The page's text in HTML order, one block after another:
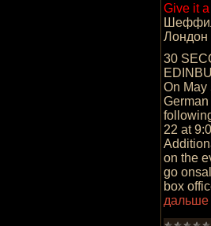
Give it
Лондон
30
On May
22 at
on the
go
box
дальше